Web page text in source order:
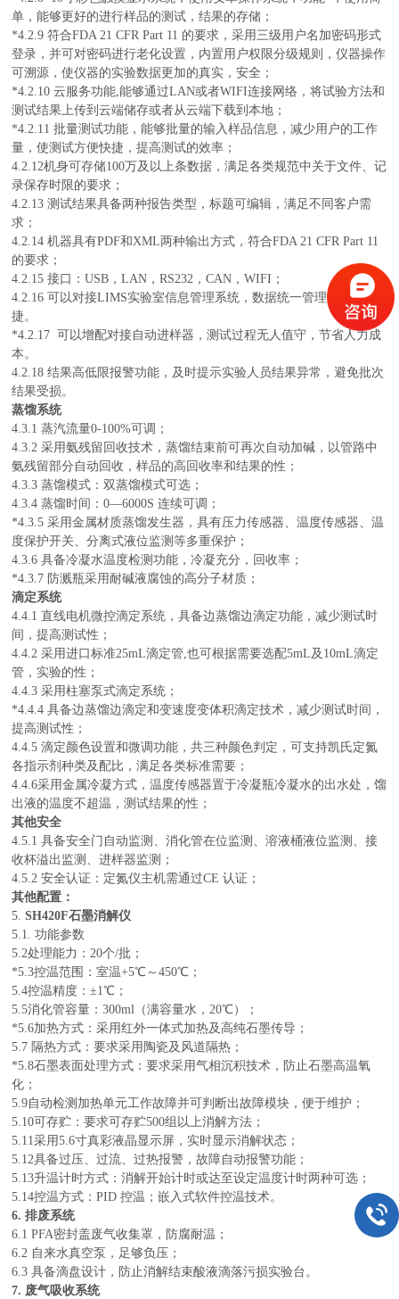
单，能够更好的进行样品的测试，结果的存储；
*4.2.9 符合FDA 21 CFR Part 11 的要求，采用三级用户名加密码形式
登录，并可对密码进行老化设置，内置用户权限分级规则，仪器操作
可溯源，使仪器的实验数据更加的真实，安全；
*4.2.10云服务功能,能够通过LAN或者WIFI连接网络，将试验方法和
测试结果上传到云端储存或者从云端下载到本地；
*4.2.11 批量测试功能，能够批量的输入样品信息，减少用户的工作
量，使测试方便快捷，提高测试的效率；
4.2.12机身可存储100万及以上条数据，满足各类规范中关于文件、记
录保存时限的要求；
4.2.13 测试结果具备两种报告类型，标题可编辑，满足不同客户需
求；
4.2.14 机器具有PDF和XML两种输出方式，符合FDA 21 CFR Part 11
的要求；
4.2.15 接口：USB，LAN，RS232，CAN，WIFI；
4.2.16 可以对接LIMS实验室信息管理系统，数据统一管理，方便快
捷。
*4.2.17 可以增配对接自动进样器，测试过程无人值守，节省人力成
本。
4.2.18 结果高低限报警功能，及时提示实验人员结果异常，避免批次
结果受损。
蒸馏系统
4.3.1 蒸汽流量0-100%可调；
4.3.2 采用氨残留回收技术，蒸馏结束前可再次自动加碱，以管路中
氨残留部分自动回收，样品的高回收率和结果的性；
4.3.3 蒸馏模式：双蒸馏模式可选；
4.3.4 蒸馏时间：0—6000S 连续可调；
*4.3.5 采用金属材质蒸馏发生器，具有压力传感器、温度传感器、温
度保护开关、分离式液位监测等多重保护；
4.3.6 具备冷凝水温度检测功能，冷凝充分，回收率；
*4.3.7 防溅瓶采用耐碱液腐蚀的高分子材质；
滴定系统
4.4.1 直线电机微控滴定系统，具备边蒸馏边滴定功能，减少测试时
间，提高测试性；
4.4.2 采用进口标准25mL滴定管,也可根据需要选配5mL及10mL滴定
管，实验的性；
4.4.3 采用柱塞泵式滴定系统 ；
*4.4.4 具备边蒸馏边滴定和变速度变体积滴定技术，减少测试时间，
提高测试性；
4.4.5 滴定颜色设置和微调功能，共三种颜色判定，可支持凯氏定氮
各指示剂种类及配比，满足各类标准需要 ；
4.4.6采用金属冷凝方式，温度传感器置于冷凝瓶冷凝水的出水处，馏
出液的温度不超温，测试结果的性；
其他安全
4.5.1具备安全门自动监测、消化管在位监测、溶液桶液位监测、接
收杯溢出监测、进样器监测 ；
4.5.2 安全认证：定氮仪主机需通过CE 认证；
其他配置：
5.SH420F石墨消解仪
5.1. 功能参数
5.2处理能力：20个/批；
*5.3控温范围：室温+5℃ ～450℃；
5.4控温精度：±1℃；
5.5消化管容量：300ml（满容量水，20℃）；
*5.6加热方式：采用红外一体式加热及高纯石墨传导；
5.7 隔热方式：要求采用陶瓷及风道隔热；
*5.8石墨表面处理方式：要求采用气相沉积技术，防止石墨高温氧
化；
5.9自动检测加热单元工作故障并可判断出故障模块，便于维护；
5.10可存贮：要求可存贮500组以上消解方法；
5.11采用5.6寸真彩液晶显示屏，实时显示消解状态；
5.12具备过压、过流、过热报警，故障自动报警功能；
5.13升温计时方式：消解开始计时或达至设定温度计时两种可选；
5.14控温方式：PID 控温；嵌入式软件控温技术。
6. 排废系统
6.1 PFA密封盖废气收集罩，防腐耐温；
6.2 自来水真空泵，足够负压；
6.3 具备滴盘设计，防止消解结束酸液滴落污损实验台。
7. 废气吸收系统